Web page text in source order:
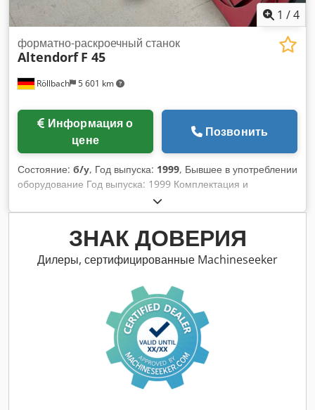
кратчайшие сроки Местонахождение склада: 63934
Röllbach
1 /4
Röllbach 5 601 km
форматно-раскроечный станок
Altendorf F 45
цене
Позвонить
Состояние: б/у, Год выпуска: 1999, Бывшее в употреблении
оборудование Год выпуска: 1999 Комплектация и
технические характеристики: - электропривод для
регулировки высоты и наклона основного пильного диска,
ввод данных о размерах с помощью клавиатуры -
цифровой дисплей для отображения угла наклона и
высоты реза - исполнение, соответствующее требованиям
блокирующими устройствами - ширина реза 1000 мм - с
цифровым дисплеем и точной настройкой - высота реза до
175 мм при диаметре пильного диска 500 мм (в этом
случае необходимо снять предварительный упор) -
двигатель 5,5 кВт с 4 скоростями: 3/45/6000 об/мин,
регулируемыми вручную Csdpfx Alozk N Ngsgerf - с
автоматическим тормозом и цифровым дисплеем для
отображения скорости - двухкоординатный
ЗНАК ДОВЕРИЯ
Дилеры, сертифицированные Machineseeker